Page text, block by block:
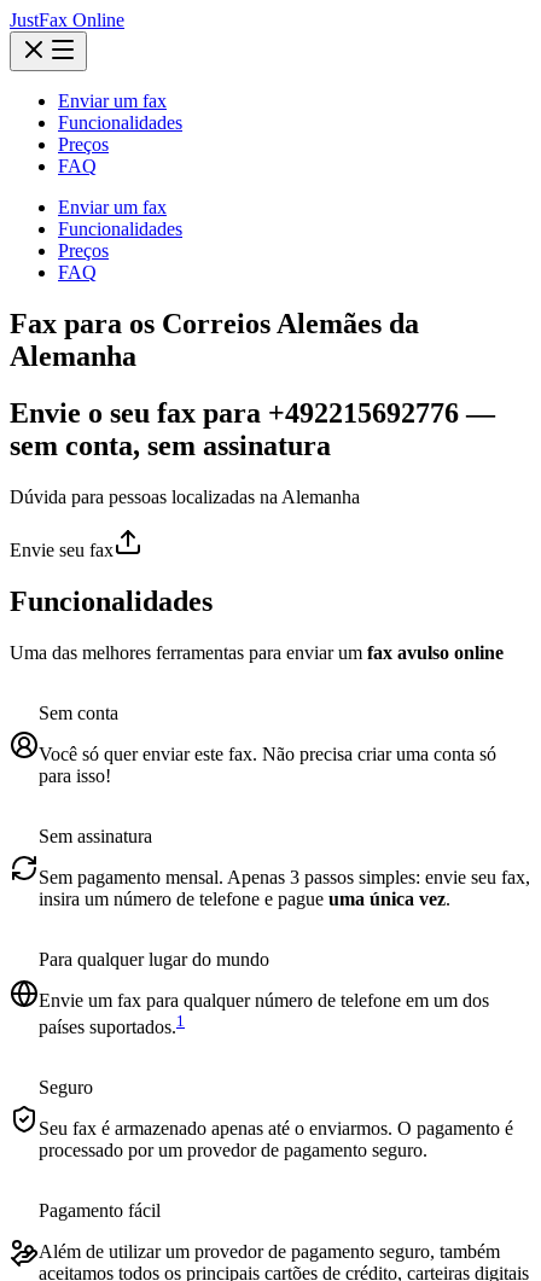
JustFax Online
Enviar um fax
Funcionalidades
Preços
FAQ
Enviar um fax
Funcionalidades
Preços
FAQ
Fax para os Correios Alemães da
Alemanha
Envie o seu fax para +492215692776 —
sem conta, sem assinatura
Dúvida para pessoas localizadas na Alemanha
Envie seu fax
Funcionalidades
Uma das melhores ferramentas para enviar um fax avulso online
Sem conta
Você só quer enviar este fax. Não precisa criar uma conta só
para isso!
Sem assinatura
Sem pagamento mensal. Apenas 3 passos simples: envie seu fax,
insira um número de telefone e pague uma única vez.
Para qualquer lugar do mundo
Envie um fax para qualquer número de telefone em um dos
países suportados.1
Seguro
Seu fax é armazenado apenas até o enviarmos. O pagamento é
processado por um provedor de pagamento seguro.
Pagamento fácil
Além de utilizar um provedor de pagamento seguro, também
aceitamos todos os principais cartões de crédito, carteiras digitais